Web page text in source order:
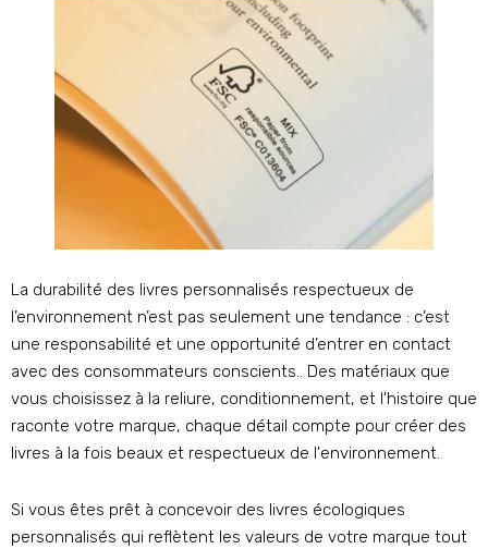
La durabilité des livres personnalisés respectueux de
l’environnement n’est pas seulement une tendance : c’est
une responsabilité et une opportunité d’entrer en contact
avec des consommateurs conscients.. Des matériaux que
vous choisissez à la reliure, conditionnement, et l'histoire que
raconte votre marque, chaque détail compte pour créer des
livres à la fois beaux et respectueux de l'environnement.
Si vous êtes prêt à concevoir des livres écologiques
personnalisés qui reflètent les valeurs de votre marque tout